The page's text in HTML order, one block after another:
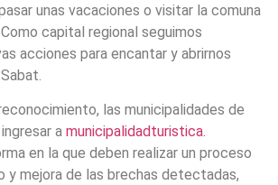
unas vacaciones o visitar la comuna
capital regional seguimos
acciones para encantar y abrirnos
las municipalidades de
a municipalidadturistica.
en la que deben realizar un proceso
y mejora de las brechas detectadas,